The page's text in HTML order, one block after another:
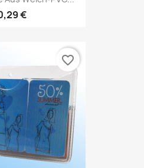
€
favorite_border